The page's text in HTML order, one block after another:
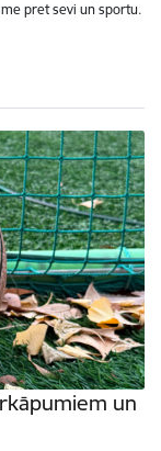
pret sevi un sportu.
un